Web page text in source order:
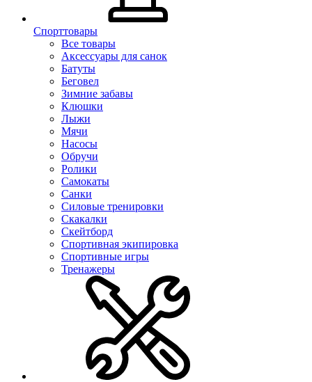
Спорттовары
Все товары
Аксессуары для санок
Батуты
Беговел
Зимние забавы
Клюшки
Лыжи
Мячи
Насосы
Обручи
Ролики
Самокаты
Санки
Силовые тренировки
Скакалки
Скейтборд
Спортивная экипировка
Спортивные игры
Тренажеры